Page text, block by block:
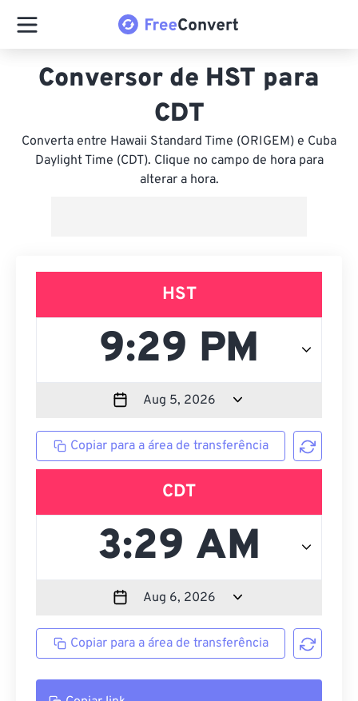
Conversor de HST para
CDT
Converta entre Hawaii Standard Time (ORIGEM) e Cuba
Daylight Time (CDT). Clique no campo de hora para
alterar a hora.
HST
Copiar para a área de transferência
CDT
Copiar para a área de transferência